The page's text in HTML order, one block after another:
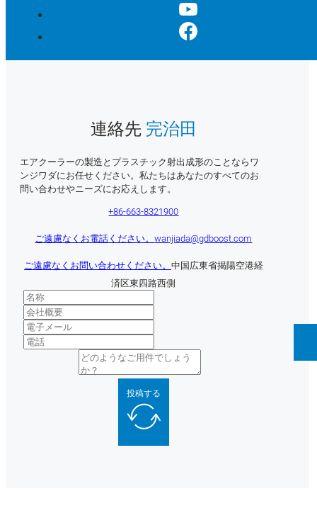
連絡先 完治田
エアクーラーの製造とプラスチック射出成形のことならワ
ンジワダにお任せください。私たちはあなたのすべてのお
問い合わせやニーズにお応えします。
+86-663-8321900
ご遠慮なくお電話ください。wanjiada@gdboost.com
ご遠慮なくお問い合わせください。 中国広東省揭陽空港経
済区東四路西側
投稿する